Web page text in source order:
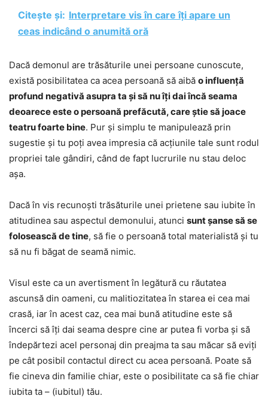
Citește și: Interpretare vis în care îți apare un
ceas indicând o anumită oră
Dacă demonul are trăsăturile unei persoane cunoscute,
există posibilitatea ca acea persoană să aibă o influență
profund negativă asupra ta și să nu îți dai încă seama
deoarece este o persoană prefăcută, care știe să joace
teatru foarte bine. Pur și simplu te manipulează prin
sugestie și tu poți avea impresia că acțiunile tale sunt rodul
propriei tale gândiri, când de fapt lucrurile nu stau deloc
așa.
Dacă în vis recunoști trăsăturile unei prietene sau iubite în
atitudinea sau aspectul demonului, atunci sunt șanse să se
folosească de tine, să fie o persoană total materialistă și tu
să nu fi băgat de seamă nimic.
Visul este ca un avertisment în legătură cu răutatea
ascunsă din oameni, cu malitiozitatea în starea ei cea mai
crasă, iar în acest caz, cea mai bună atitudine este să
încerci să îți dai seama despre cine ar putea fi vorba și să
îndepărtezi acel personaj din preajma ta sau măcar să eviți
pe cât posibil contactul direct cu acea persoană. Poate să
fie cineva din familie chiar, este o posibilitate ca să fie chiar
iubita ta – (iubitul) tău.